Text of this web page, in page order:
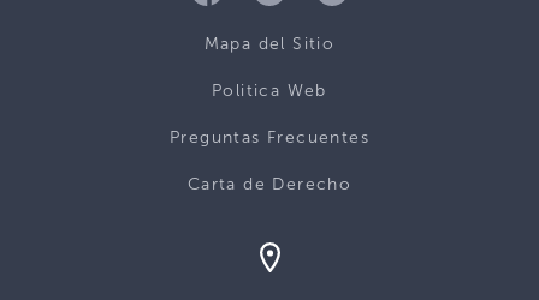
Mapa del Sitio
Politica Web
Preguntas Frecuentes
Carta de Derecho